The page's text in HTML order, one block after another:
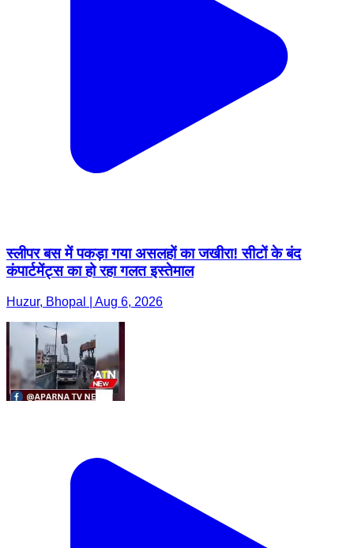
स्लीपर बस में पकड़ा गया असलहों का जखीरा! सीटों के बंद